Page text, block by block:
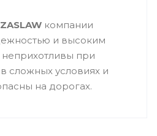
компании
и высоким
при
сложных условиях и
на дорогах.